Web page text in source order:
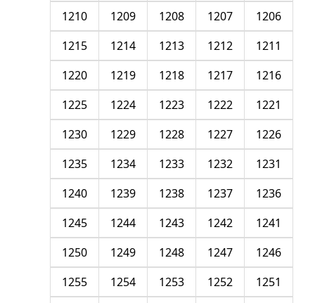
1206
1207
1208
1209
1210
1211
1212
1213
1214
1215
1216
1217
1218
1219
1220
1221
1222
1223
1224
1225
1226
1227
1228
1229
1230
1231
1232
1233
1234
1235
1236
1237
1238
1239
1240
1241
1242
1243
1244
1245
1246
1247
1248
1249
1250
1251
1252
1253
1254
1255